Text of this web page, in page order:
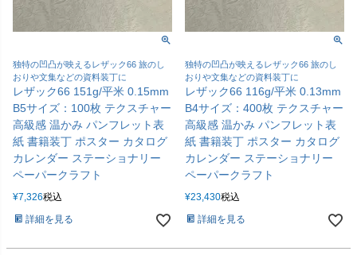
独特の凹凸が映えるレザック66 旅のし
おりや文集などの資料装丁に
レザック66 151g/平米 0.15mm
B5サイズ：100枚 テクスチャー
高級感 温かみ パンフレット表
紙 書籍装丁 ポスター カタログ
カレンダー ステーショナリー
ペーパークラフト
¥7,326税込
詳細を見る
独特の凹凸が映えるレザック66 旅のし
おりや文集などの資料装丁に
レザック66 116g/平米 0.13mm
B4サイズ：400枚 テクスチャー
高級感 温かみ パンフレット表
紙 書籍装丁 ポスター カタログ
カレンダー ステーショナリー
ペーパークラフト
¥23,430税込
詳細を見る